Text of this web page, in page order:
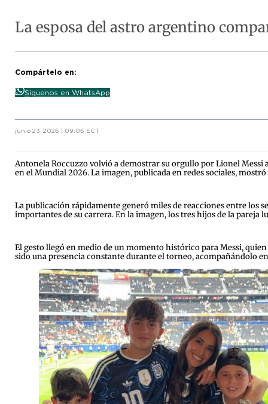
La esposa del astro argentino
Compártelo en:
Síguenos en WhatsApp
junio 23, 2026 | 09:06 ECT
Antonela Roccuzzo volvió a demostrar su orgullo por Lionel
en el Mundial 2026. La imagen, publicada en redes sociales,
La publicación rápidamente generó miles de reacciones entre los
importantes de su carrera. En la imagen, los tres hijos de la
El gesto llegó en medio de un momento histórico para Messi,
sido una presencia constante durante el torneo, acompañándolo